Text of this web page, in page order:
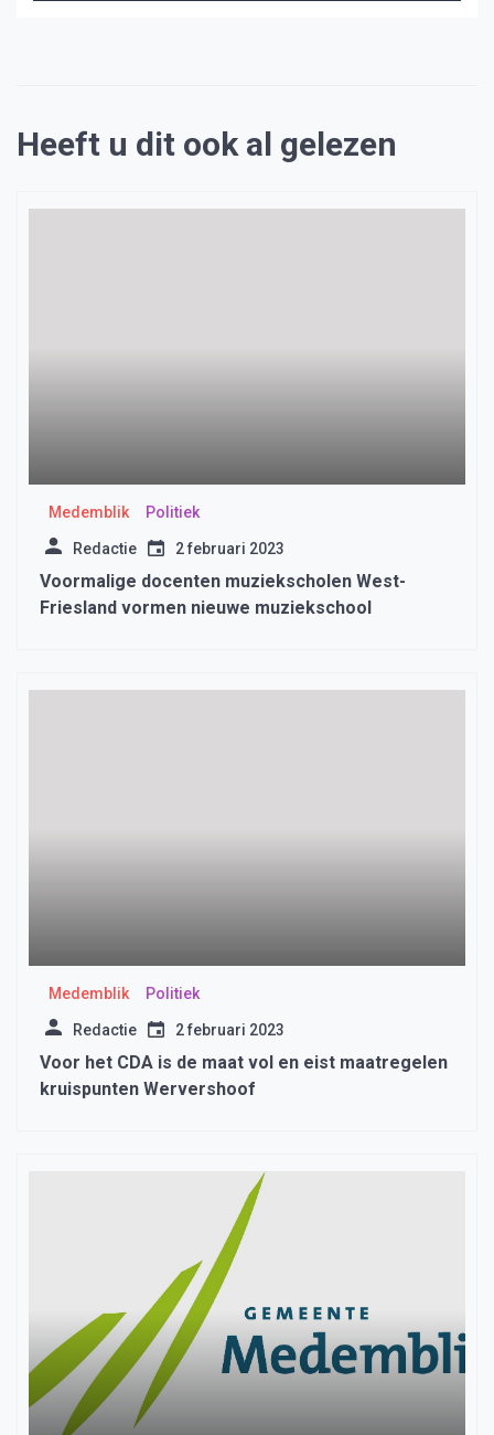
Heeft u dit ook al gelezen
Medemblik Politiek
Redactie 2 februari 2023
Voormalige docenten muziekscholen West-
Friesland vormen nieuwe muziekschool
Medemblik Politiek
Redactie 2 februari 2023
Voor het CDA is de maat vol en eist maatregelen
kruispunten Wervershoof